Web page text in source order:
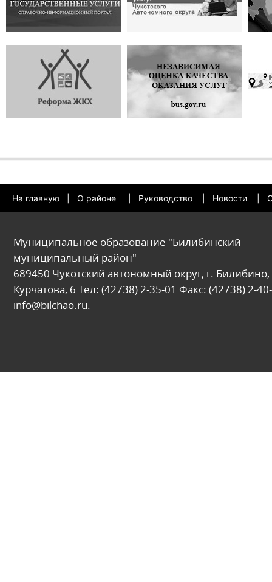
На главную О районе Руководство Новости
Муниципальное образование "Билибинский
муниципальный район"
689450 Чукотский автономный округ, г. Билибино,
Курчатова, 6 Тел: (42738) 2-35-01 Факс: (42738) 2-
info@bilchao.ru.